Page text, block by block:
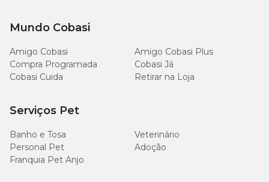
Mundo Cobasi
Amigo Cobasi
Amigo Cobasi Plus
Compra Programada
Cobasi Já
Cobasi Cuida
Retirar na Loja
Serviços Pet
Banho e Tosa
Veterinário
Personal Pet
Adoção
Franquia Pet Anjo